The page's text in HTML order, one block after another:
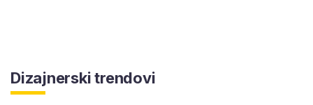
Dizajnerski trendovi